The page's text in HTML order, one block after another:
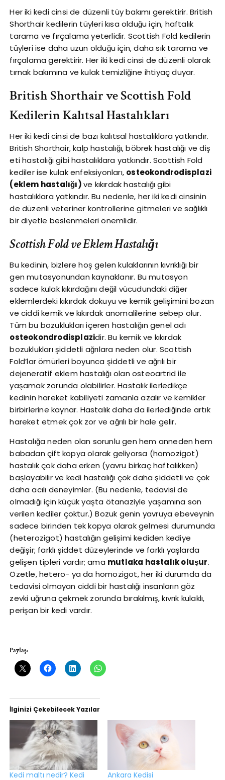
Her iki kedi cinsi de düzenli tüy bakımı gerektirir. British
Shorthair kedilerin tüyleri kısa olduğu için, haftalık
tarama ve fırçalama yeterlidir. Scottish Fold kedilerin
tüyleri ise daha uzun olduğu için, daha sık tarama ve
fırçalama gerektirir. Her iki kedi cinsi de düzenli olarak
tırnak bakımına ve kulak temizliğine ihtiyaç duyar.
British Shorthair ve Scottish Fold
Kedilerin Kalıtsal Hastalıkları
Her iki kedi cinsi de bazı kalıtsal hastalıklara yatkındır.
British Shorthair, kalp hastalığı, böbrek hastalığı ve diş
eti hastalığı gibi hastalıklara yatkındır. Scottish Fold
kediler ise kulak enfeksiyonları, osteokondrodisplazi
(eklem hastalığı)ve kıkırdak hastalığı gibi
hastalıklara yatkındır. Bu nedenle, her iki kedi cinsinin
de düzenli veteriner kontrollerine gitmeleri ve sağlıklı
bir diyetle beslenmeleri önemlidir.
Scottish Fold ve Eklem Hastalığı
Bu kedinin, bizlere hoş gelen kulaklarının kıvrıklığı bir
gen mutasyonundan kaynaklanır. Bu mutasyon
sadece kulak kıkırdağını değil vücudundaki diğer
eklemlerdeki kıkırdak dokuyu ve kemik gelişimini bozan
ve ciddi kemik ve kıkırdak anomalilerine sebep olur.
Tüm bu bozuklukları içeren hastalığın genel adı
osteokondrodisplazidir. Bu kemik ve kıkırdak
bozuklukları şiddetli ağrılara neden olur. Scottish
Fold’lar ömürleri boyunca şiddetli ve ağrılı bir
dejeneratif eklem hastalığı olan osteoartrid ile
yaşamak zorunda olabilirler. Hastalık ilerledikçe
kedinin hareket kabiliyeti zamanla azalır ve kemikler
birbirlerine kaynar. Hastalık daha da ilerlediğinde artık
hareket etmek çok zor ve ağrılı bir hale gelir.
Hastalığa neden olan sorunlu gen hem anneden hem
babadan çift kopya olarak geliyorsa (homozigot)
hastalık çok daha erken (yavru birkaç haftalıkken)
başlayabilir ve kedi hastalığı çok daha şiddetli ve çok
daha acılı deneyimler. (Bu nedenle, tedavisi de
olmadığı için küçük yaşta ötanaziyle yaşamına son
verilen kediler çoktur.) Bozuk genin yavruya ebeveynin
sadece birinden tek kopya olarak gelmesi durumunda
(heterozigot) hastalığın gelişimi kediden kediye
değişir; farklı şiddet düzeylerinde ve farklı yaşlarda
gelişen tipleri vardır; ama mutlaka hastalık oluşur.
Özetle, hetero- ya da homozigot, her iki durumda da
tedavisi olmayan ciddi bir hastalığı insanların göz
zevki uğruna çekmek zorunda bırakılmış, kıvrık kulaklı,
perişan bir kedi vardır.
Paylaş:
İlginizi Çekebilecek Yazılar
Kedi maltı nedir? Kedi Ankara Kedisi